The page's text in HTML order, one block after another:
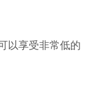
以享受非常低的